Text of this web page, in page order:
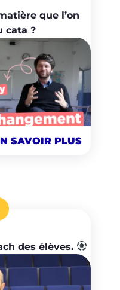
que l’on
cata ?
SAVOIR PLUS
des élèves.